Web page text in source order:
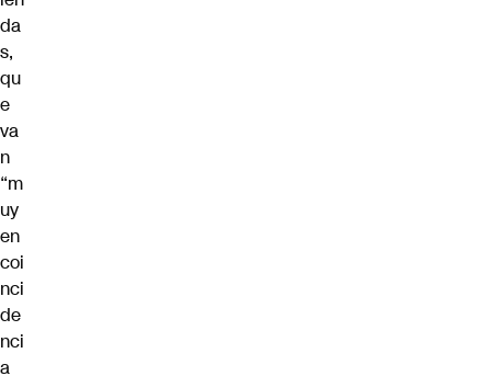
da
s,
qu
e
va
n
“m
uy
en
coi
nci
de
nci
a